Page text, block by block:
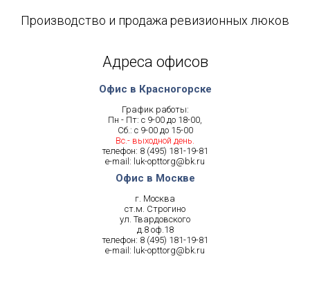
Производство и продажа ревизионных люков
Адреса офисов
Офис в Красногорске
График работы:
Пн - Пт: с 9-00 до 18-00,
Сб.: с 9-00 до 15-00
Вс.- выходной день.
телефон: 8 (495) 181-19-81
e-mail: luk-opttorg@bk.ru
Офис в Москве
г. Москва
ст.м. Строгино
ул. Твардовского
д.8 оф.18
телефон: 8 (495) 181-19-81
e-mail: luk-opttorg@bk.ru